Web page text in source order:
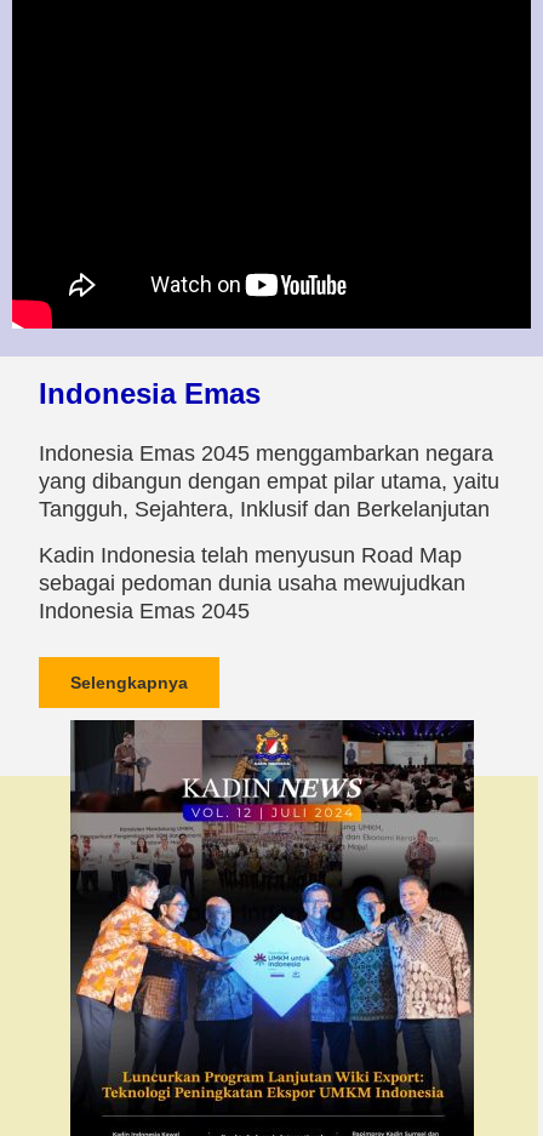
Indonesia Emas
Indonesia Emas 2045 menggambarkan negara
yang dibangun dengan empat pilar utama, yaitu
Tangguh, Sejahtera, Inklusif dan Berkelanjutan
Kadin Indonesia telah menyusun Road Map
sebagai pedoman dunia usaha mewujudkan
Indonesia Emas 2045
Selengkapnya